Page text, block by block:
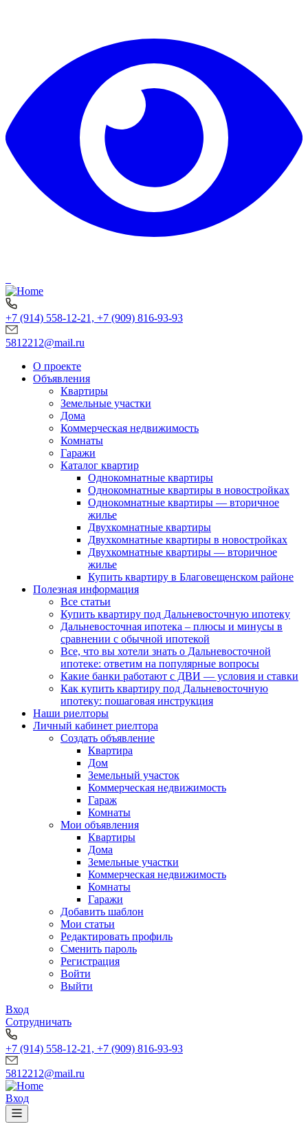
+7 (914) 558-12-21, +7 (909) 816-93-93
5812212@mail.ru
О проекте
Объявления
Квартиры
Земельные участки
Дома
Коммерческая недвижимость
Комнаты
Гаражи
Каталог квартир
Однокомнатные квартиры
Однокомнатные квартиры в новостройках
Однокомнатные квартиры — вторичное
жилье
Двухкомнатные квартиры
Двухкомнатные квартиры в новостройках
Двухкомнатные квартиры — вторичное
жилье
Купить квартиру в Благовещенском районе
Полезная информация
Все статьи
Купить квартиру под Дальневосточную ипотеку
Дальневосточная ипотека – плюсы и минусы в
сравнении с обычной ипотекой
Все, что вы хотели знать о Дальневосточной
ипотеке: ответим на популярные вопросы
Какие банки работают с ДВИ — условия и ставки
Как купить квартиру под Дальневосточную
ипотеку: пошаговая инструкция
Наши риелторы
Личный кабинет риелтора
Cоздать объявление
Квартира
Дом
Земельный участок
Коммерческая недвижимость
Гараж
Комнаты
Мои объявления
Квартиры
Дома
Земельные участки
Коммерческая недвижимость
Комнаты
Гаражи
Добавить шаблон
Мои статьи
Редактировать профиль
Сменить пароль
Регистрация
Войти
Выйти
Вход
Сотрудничать
+7 (914) 558-12-21, +7 (909) 816-93-93
5812212@mail.ru
Вход